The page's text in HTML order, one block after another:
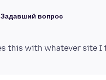
Задавший вопрос